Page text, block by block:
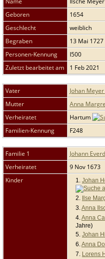
Geboren
1654
Geschlecht
weiblich
Begraben
13 Mai 1727
Personen-Kennung
I500
Zuletzt bearbeitet am
1 Feb 2021
Vater Johan
Mutter
Anna
Verheiratet
Hartum
Familien-Kennung
F248
Familie 1 Johann
Verheiratet
9 Nov 1673
Kinder
1. Johan
2.
Ilse
3.Anna
4.Anna
Jahre)
5. Johan
6.Anna
7. Lorens